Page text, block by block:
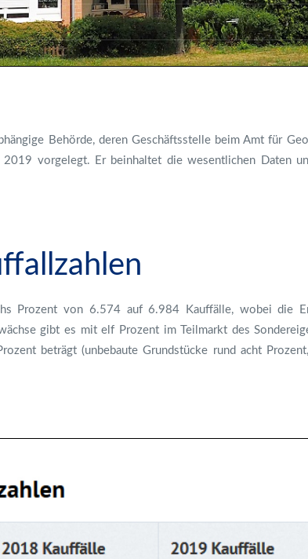
Behörde, deren Geschäftsstelle beim Amt für
vorgelegt. Er beinhaltet die wesentlichen Daten
Prozent von 6.574 auf 6.984 Kauffälle, wobei die
gibt es mit elf Prozent im Teilmarkt des
beträgt (unbebaute Grundstücke rund acht